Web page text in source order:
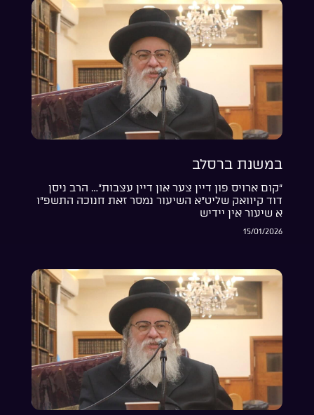
במשנת ברסלב
“קום ארויס פון דיין צער און דיין עצבות”… הרב ניסן
דוד קיוואק שליט”א השיעור נמסר זאת חנוכה התשפ”ו
א שיעור אין יידיש
15/01/2026